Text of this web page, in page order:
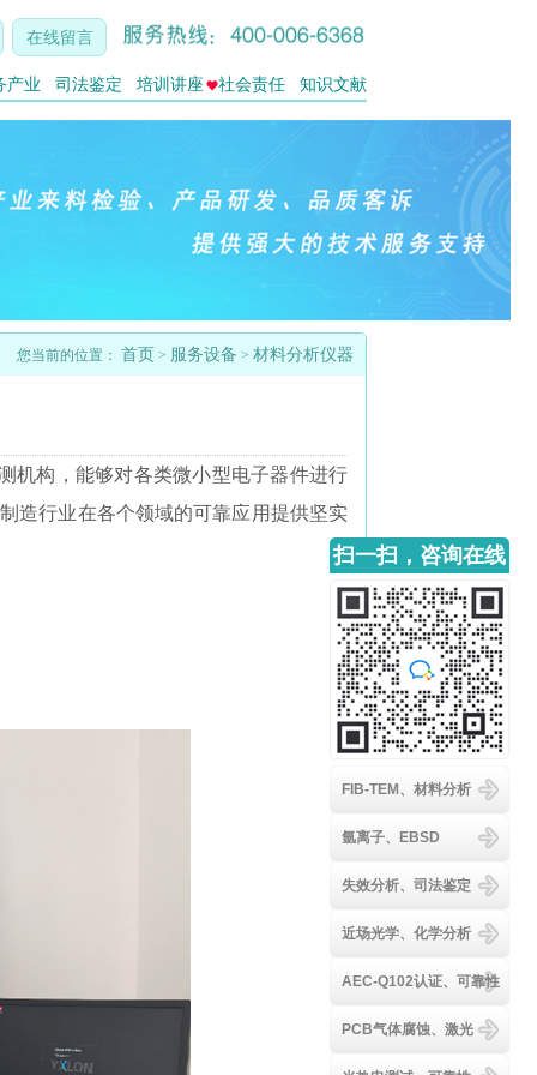
在线留言
产业 司法鉴定 培训讲座 社会责任 知识文献
您当前的位置： 首页 > 服务设备 > 材料分析仪器
机构，能够对各类微小型电子器件进行
造行业在各个领域的可靠应用提供坚实
扫一扫，咨询在线
客服
FIB-TEM、材料分析
氩离子、EBSD
失效分析、司法鉴定
近场光学、化学分析
AEC-Q102认证、可靠性
PCB气体腐蚀、激光